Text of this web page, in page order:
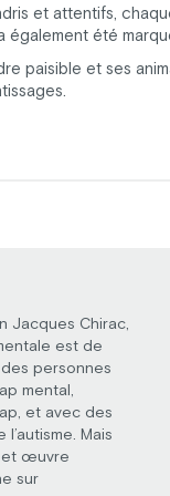
et attentifs,
été
paisible et ses
Jacques Chirac,
est de
personnes
mental,
et avec des
Mais
et œuvre
sur